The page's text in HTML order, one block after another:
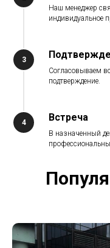
Наш менеджер
индивидуальное
Согласовываем
подтверждение.
Встреча
В назначенный